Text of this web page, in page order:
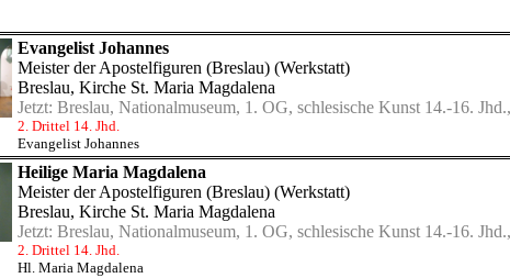
Evangelist Johannes
Meister der Apostelfiguren (Breslau) (Werkstatt)
Breslau, Kirche St. Maria Magdalena
Jetzt: Breslau, Nationalmuseum, 1. OG, schlesische Kunst 14.-16.
2. Drittel 14. Jhd.
Evangelist Johannes
Heilige Maria Magdalena
Meister der Apostelfiguren (Breslau) (Werkstatt)
Breslau, Kirche St. Maria Magdalena
Jetzt: Breslau, Nationalmuseum, 1. OG, schlesische Kunst 14.-16.
2. Drittel 14. Jhd.
Hl. Maria Magdalena